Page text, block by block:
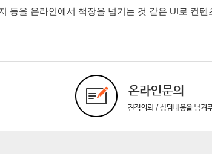
등을 온라인에서 책장을 넘기는 것 같은 UI로 컨